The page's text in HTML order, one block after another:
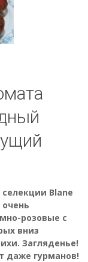
Blane
розовые с
вниз
Загляденье!
даже гурманов!